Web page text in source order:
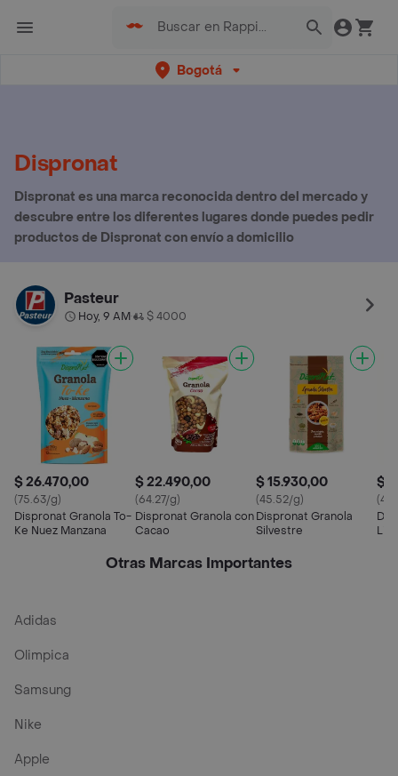
Bogotá
Dispronat
Dispronat es una marca reconocida dentro del mercado y
descubre entre los diferentes lugares donde puedes pedir
productos de Dispronat con envío a domicilio
Pasteur
Hoy, 9 AM• $ 4000
$ 26.470,00
(75.63/g)
Dispronat Granola To-
Ke Nuez Manzana
$ 22.490,00
(64.27/g)
Dispronat Granola con
Cacao
$ 15.930,00
(45.52/g)
Dispronat Granola
Silvestre
$
Otras Marcas Importantes
Adidas
Olimpica
Samsung
Nike
Apple